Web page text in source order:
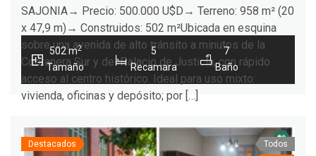
SAJONIA→ Precio: 500.000 U$D→ Terreno: 958 m² (20
x 47,9 m)→ Construidos: 502 m²Ubicada en esquina
sobre una avenida de alto tránsito a minutos de la
Costanera Sur y del Palacio de Justicia, con rápido
acceso al centro histórico. Ideal para uso mixto:
vivienda, oficinas y depósito; por […]
502 m2
Tamaño
5
Recamara
7
Baño
Destacados
Todos